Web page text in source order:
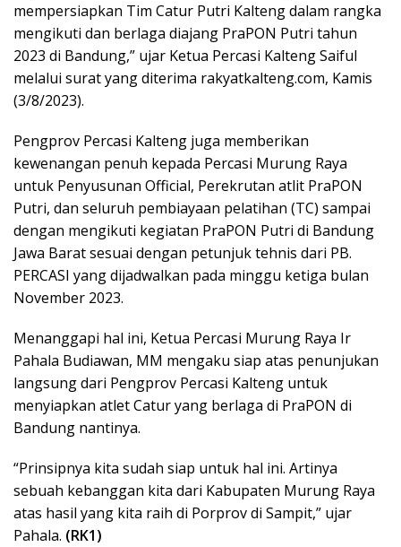
mempersiapkan Tim Catur Putri Kalteng dalam rangka
mengikuti dan berlaga diajang PraPON Putri tahun
2023 di Bandung,” ujar Ketua Percasi Kalteng Saiful
melalui surat yang diterima rakyatkalteng.com, Kamis
(3/8/2023).
Pengprov Percasi Kalteng juga memberikan
kewenangan penuh kepada Percasi Murung Raya
untuk Penyusunan Official, Perekrutan atlit PraPON
Putri, dan seluruh pembiayaan pelatihan (TC) sampai
dengan mengikuti kegiatan PraPON Putri di Bandung
Jawa Barat sesuai dengan petunjuk tehnis dari PB.
PERCASI yang dijadwalkan pada minggu ketiga bulan
November 2023.
Menanggapi hal ini, Ketua Percasi Murung Raya Ir
Pahala Budiawan, MM mengaku siap atas penunjukan
langsung dari Pengprov Percasi Kalteng untuk
menyiapkan atlet Catur yang berlaga di PraPON di
Bandung nantinya.
“Prinsipnya kita sudah siap untuk hal ini. Artinya
sebuah kebanggan kita dari Kabupaten Murung Raya
atas hasil yang kita raih di Porprov di Sampit,” ujar
Pahala. (RK1)